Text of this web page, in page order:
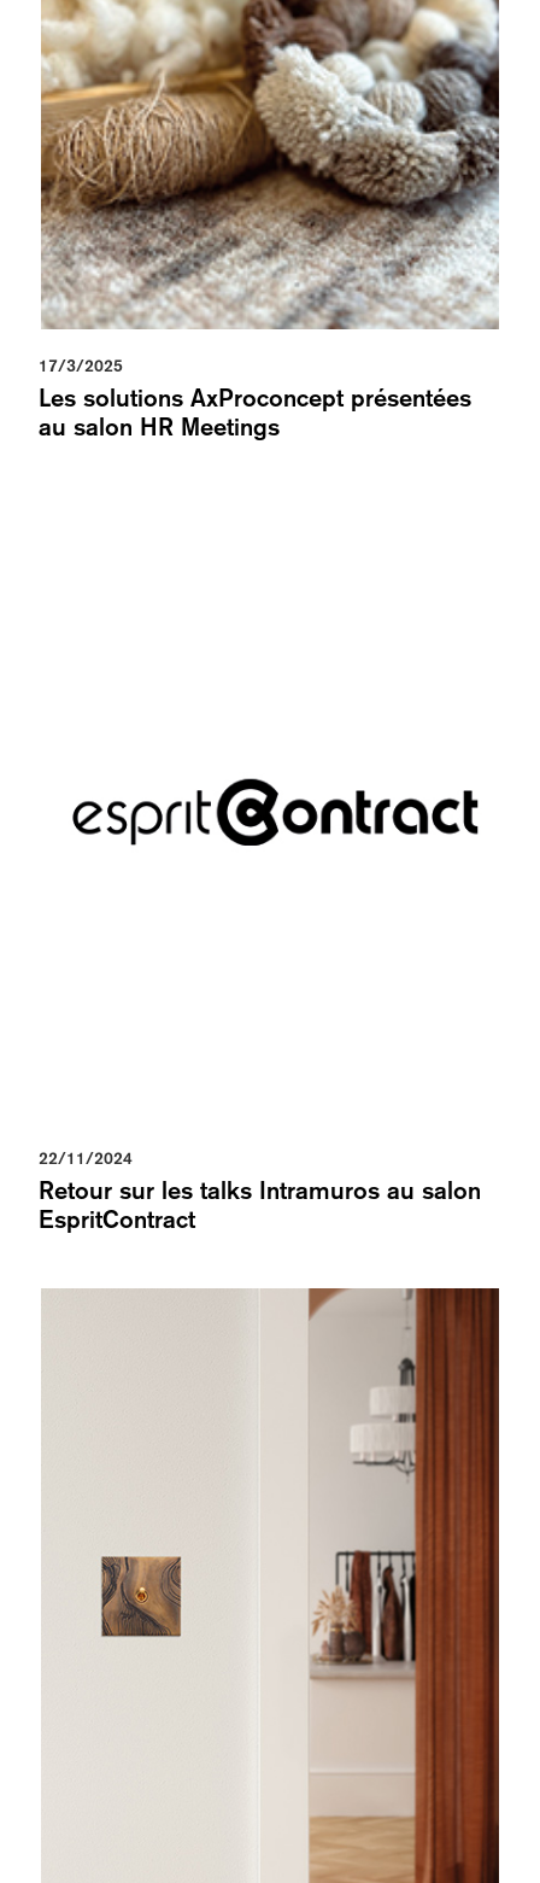
17/3/2025
Les solutions AxProconcept présentées
au salon HR Meetings
22/11/2024
Retour sur les talks Intramuros au salon
EspritContract